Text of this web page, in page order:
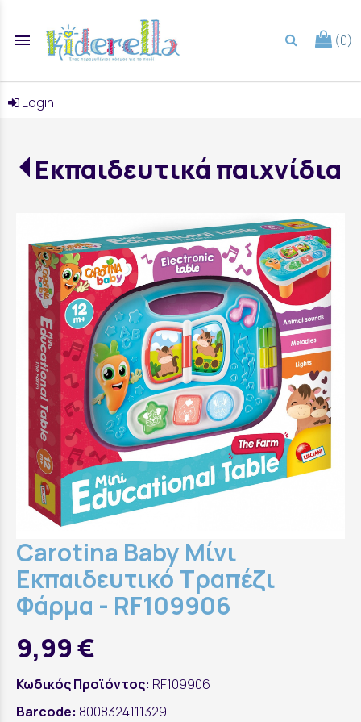
menu (0)
Login
Εκπαιδευτικά παιχνίδια
Carotina Baby Μίνι
Εκπαιδευτικό Τραπέζι
Φάρμα - RF109906
9,99 €
Κωδικός Προϊόντος: RF109906
Barcode: 8008324111329